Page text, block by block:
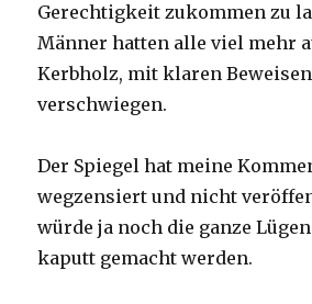
Gerechtigkeit zukommen zu
Männer hatten alle viel mehr
Kerbholz, mit klaren
verschwiegen.
Der Spiegel hat meine
wegzensiert und nicht
würde ja noch die ganze
kaputt gemacht werden.